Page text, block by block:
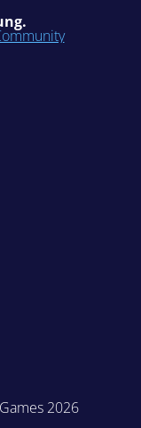
2026